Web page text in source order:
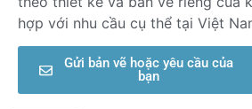
hợp với nhu cầu cụ thể tại Việt
Gửi bản vẽ hoặc yêu cầu của
bạn